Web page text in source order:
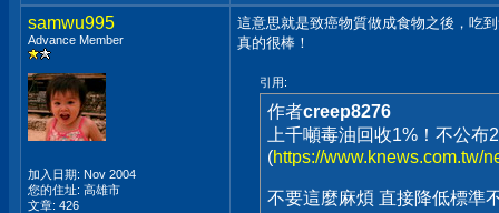
samwu995
Advance Member
加入日期: Nov 2004
您的住址: 高雄市
文章: 426
這意思就是致癌物質做成食物之後，吃
真的很棒！
引用:
作者creep8276
上千噸毒油回收1%！不公
(https://www.knews.com.tw/
不要這麼麻煩 直接降低標準